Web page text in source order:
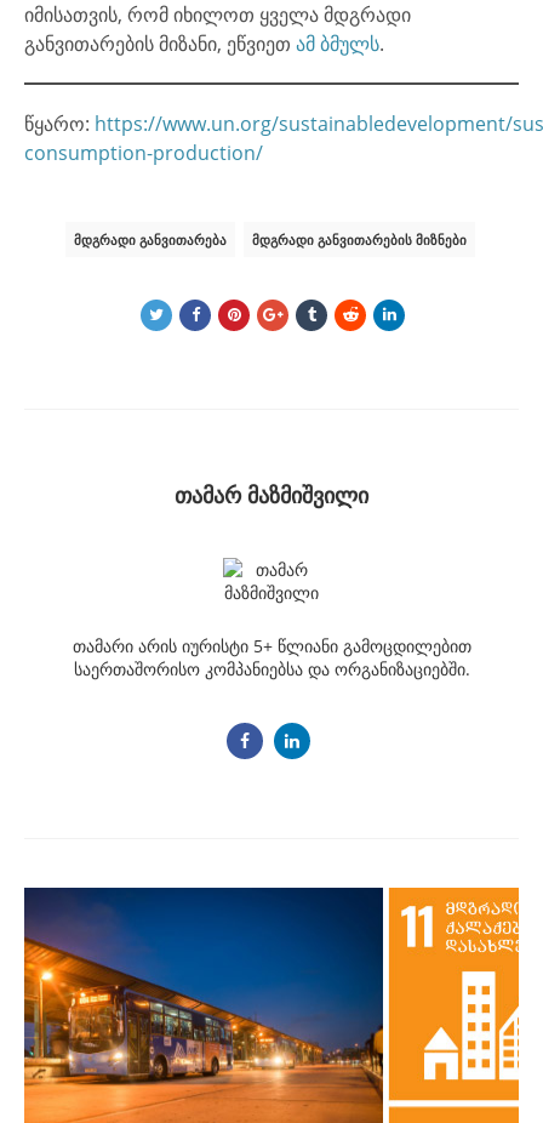
იმისათვის, რომ იხილოთ ყველა მდგრადი
განვითარების მიზანი, ეწვიეთ ამ ბმულს.
წყარო: https://www.un.org/sustainabledevelopment/
consumption-production/
ᲛᲓᲒᲠᲐᲓᲘ ᲒᲐᲜᲕᲘᲗᲐᲠᲔᲑᲐ ᲛᲓᲒᲠᲐᲓᲘ ᲒᲐᲜᲕᲘᲗᲐᲠᲔᲑᲘᲡ ᲛᲘᲖᲜᲔᲑᲘ
თამარ მაზმიშვილი
თამარი არის იურისტი 5+ წლიანი გამოცდილებით
საერთაშორისო კომპანიებსა და ორგანიზაციებში.
Post
navigation